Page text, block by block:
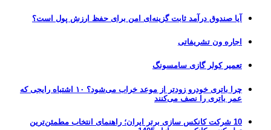
آیا صندوق درآمد ثابت گزینه‌ای امن برای حفظ ارزش پول است؟
اجاره ون تشریفاتی
تعمیر کولر گازی سامسونگ
چرا باتری خودرو زودتر از موعد خراب می‌شود؟ ۱۰ اشتباه رایجی که
عمر باتری را نصف می‌کنند
10 شرکت کانکس سازی برتر ایران؛ راهنمای انتخاب مطمئن‌ترین